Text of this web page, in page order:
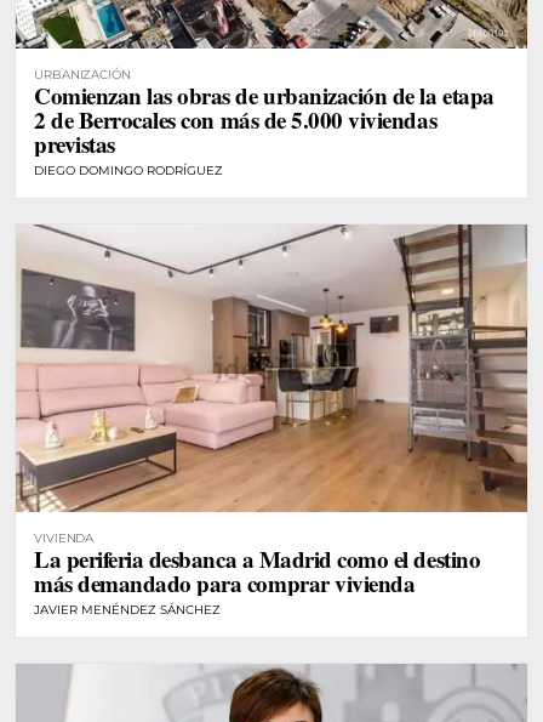
URBANIZACIÓN
Comienzan las obras de urbanización de la etapa
2 de Berrocales con más de 5.000 viviendas
previstas
DIEGO DOMINGO RODRÍGUEZ
VIVIENDA
La periferia desbanca a Madrid como el destino
más demandado para comprar vivienda
JAVIER MENÉNDEZ SÁNCHEZ